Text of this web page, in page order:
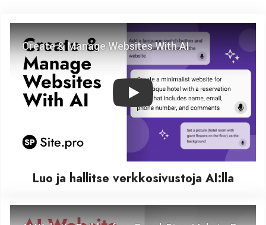
Play
Luo ja hallitse verkkosivustoja AI:lla